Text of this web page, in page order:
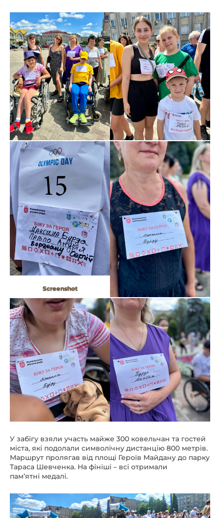
Screenshot
У забігу взяли участь майже 300 ковельчан та гостей
міста, які подолали символічну дистанцію 800 метрів.
Маршрут пролягав від площі Героїв Майдану до парку
Тараса Шевченка. На фініші – всі отримали
пам’ятні медалі.